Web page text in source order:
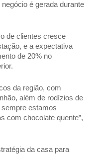
é gerada durante
de clientes cresce
e a expectativa
de 20% no
da região, com
além de rodízios de
estamos
com chocolate quente”,
da casa para